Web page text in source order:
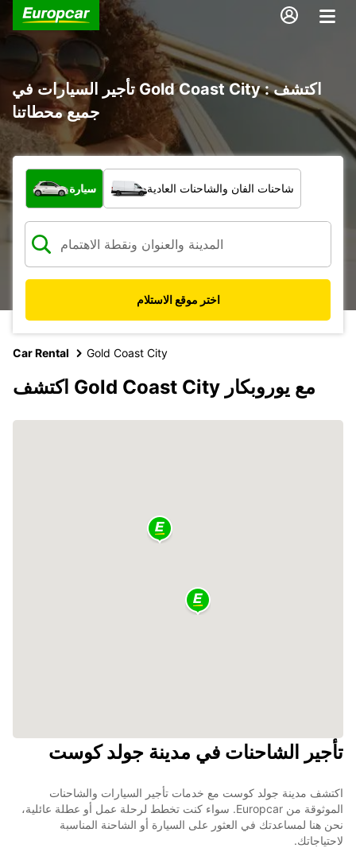
تأجير السيارات في Gold Coast City : اكتشف
جميع محطاتنا
ما نوع المركبة؟
سيارة شاحنات الفان والشاحنات العادية
اختر موقع الاستلام
Car Rental Gold Coast City
اكتشف Gold Coast City مع يوروبكار
تأجير الشاحنات في مدينة جولد كوست
اكتشف مدينة جولد كوست مع خدمات تأجير السيارات والشاحنات
الموثوقة من Europcar. سواء كنت تخطط لرحلة عمل أو عطلة عائلية،
نحن هنا لمساعدتك في العثور على السيارة أو الشاحنة المناسبة
لاحتياجاتك.